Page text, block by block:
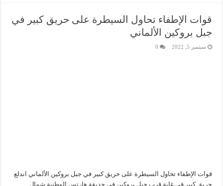
قوات الإطفاء تحاول السيطرة على حريق كبير في
جبل بروكين الألماني
سبتمبر 5, 2022 0
قوات الإطفاء تحاول السيطرة على حريق كبير في جبل بروكين الألماني اندلع
حريق كبير في غابة قرب جبل بروكين في حديقة هارتس الوطنية شمال